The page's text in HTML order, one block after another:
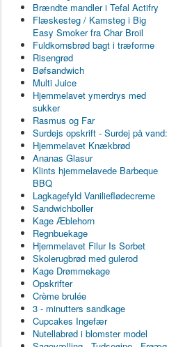
Brændte mandler i Tefal Actifry
Flæskesteg / Kamsteg i Big
Easy Smoker fra Char Broil
Fuldkornsbrød bagt i træforme
Risengrød
Bøfsandwich
Multi Juice
Hjemmelavet ymerdrys med
sukker
Rasmus og Far
Surdejs opskrift - Surdej på vand:
Hjemmelavet Knækbrød
Ananas Glasur
Klints hjemmelavede Barbeque
BBQ
Lagkagefyld Vanilieflødecreme
Sandwichboller
Kage Æblehorn
Regnbuekage
Hjemmelavet Filur Is Sorbet
Skolerugbrød med gulerod
Kage Drømmekage
Opskrifter
Crème brulée
3 - minutters sandkage
Cupcakes Ingefær
Nutellabrød i blomster model